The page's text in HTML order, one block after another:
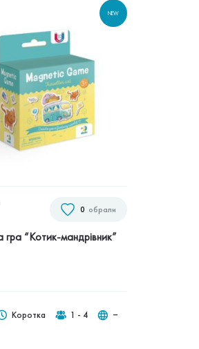
NEW
обрали
0
гра “Котик-мандрівник”
Коротка 1 - 4 ‒